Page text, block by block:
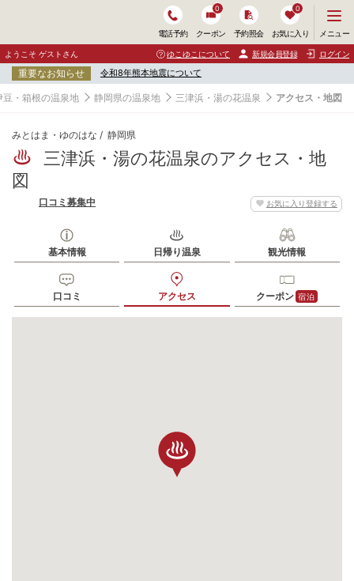
電話予約 クーポン
0
予約照会 お気に入り
0
ニ
ュ
ー
開
く
メニュー
ようこそ ゲストさん ゆこゆこについて 新規会員登録 ログイン
重要なお知らせ 令和8年熊本地震について
豆・箱根の温泉地 静岡県の温泉地 三津浜・湯の花温泉 アクセス・地図
みとはま・ゆのはな 静岡県
三津浜・湯の花温泉のアクセス・地
図
お気に入り登録する
口コミ募集中
基本情報 日帰り温泉 観光情報
口コミ アクセス クーポン 宿泊